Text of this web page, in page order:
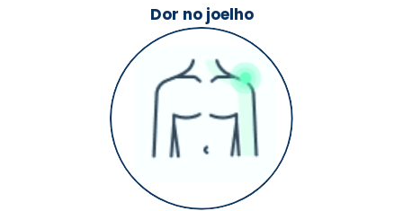
Dor no joelho